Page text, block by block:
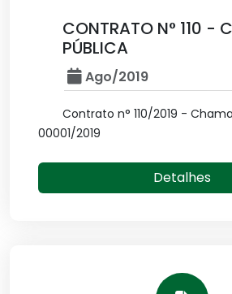
CONTRATO N° 110 -
PÚBLICA
Ago/2019
Contrato n° 110/2019 -
00001/2019
Detalhes